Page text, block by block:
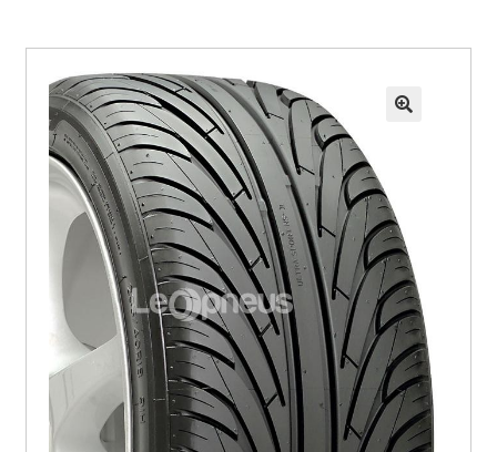
Pneus
Pneus Letras Brancas